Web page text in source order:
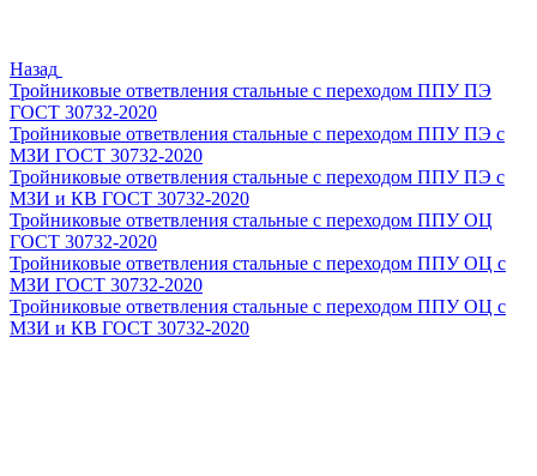
Назад
Тройниковые ответвления стальные с переходом ППУ ПЭ
ГОСТ 30732-2020
Тройниковые ответвления стальные с переходом ППУ ПЭ с
МЗИ ГОСТ 30732-2020
Тройниковые ответвления стальные с переходом ППУ ПЭ с
МЗИ и КВ ГОСТ 30732-2020
Тройниковые ответвления стальные с переходом ППУ ОЦ
ГОСТ 30732-2020
Тройниковые ответвления стальные с переходом ППУ ОЦ с
МЗИ ГОСТ 30732-2020
Тройниковые ответвления стальные с переходом ППУ ОЦ с
МЗИ и КВ ГОСТ 30732-2020